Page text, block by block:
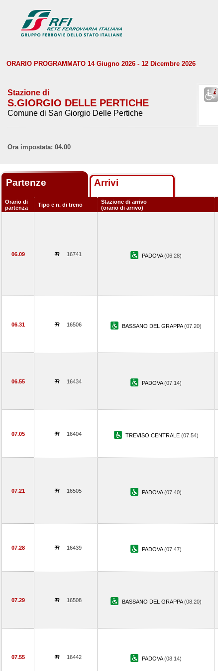
ORARIO PROGRAMMATO 14 Giugno 2026 - 12 Dicembre 2026
Stazione di
S.GIORGIO DELLE PERTICHE
Comune di San Giorgio Delle Pertiche
Ora impostata: 04.00
Partenze Arrivi
Orario di
partenza
Tipo e n. di treno
Stazione di arrivo
(orario di arrivo)
06.09 16741 PADOVA(06.28)
06.31 16506 BASSANO DEL GRAPPA(07.20)
06.55 16434 PADOVA(07.14)
07.05 16404 TREVISO CENTRALE (07.54)
07.21 16505 PADOVA(07.40)
07.28 16439 PADOVA(07.47)
07.29 16508 BASSANO DEL GRAPPA(08.20)
07.55 16442 PADOVA(08.14)